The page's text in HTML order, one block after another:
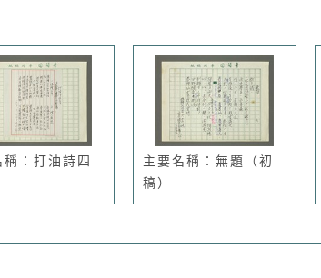
稱：打油詩四
主要名稱：無題（初
稿）